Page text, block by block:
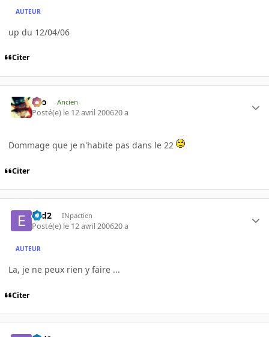
AUTEUR
up du 12/04/06
Citer
eYo Ancien
Posté(e) le 12 avril 200620 a
Dommage que je n'habite pas dans le 22
Citer
e2d2 INpactien
Posté(e) le 12 avril 200620 a
AUTEUR
La, je ne peux rien y faire ...
Citer